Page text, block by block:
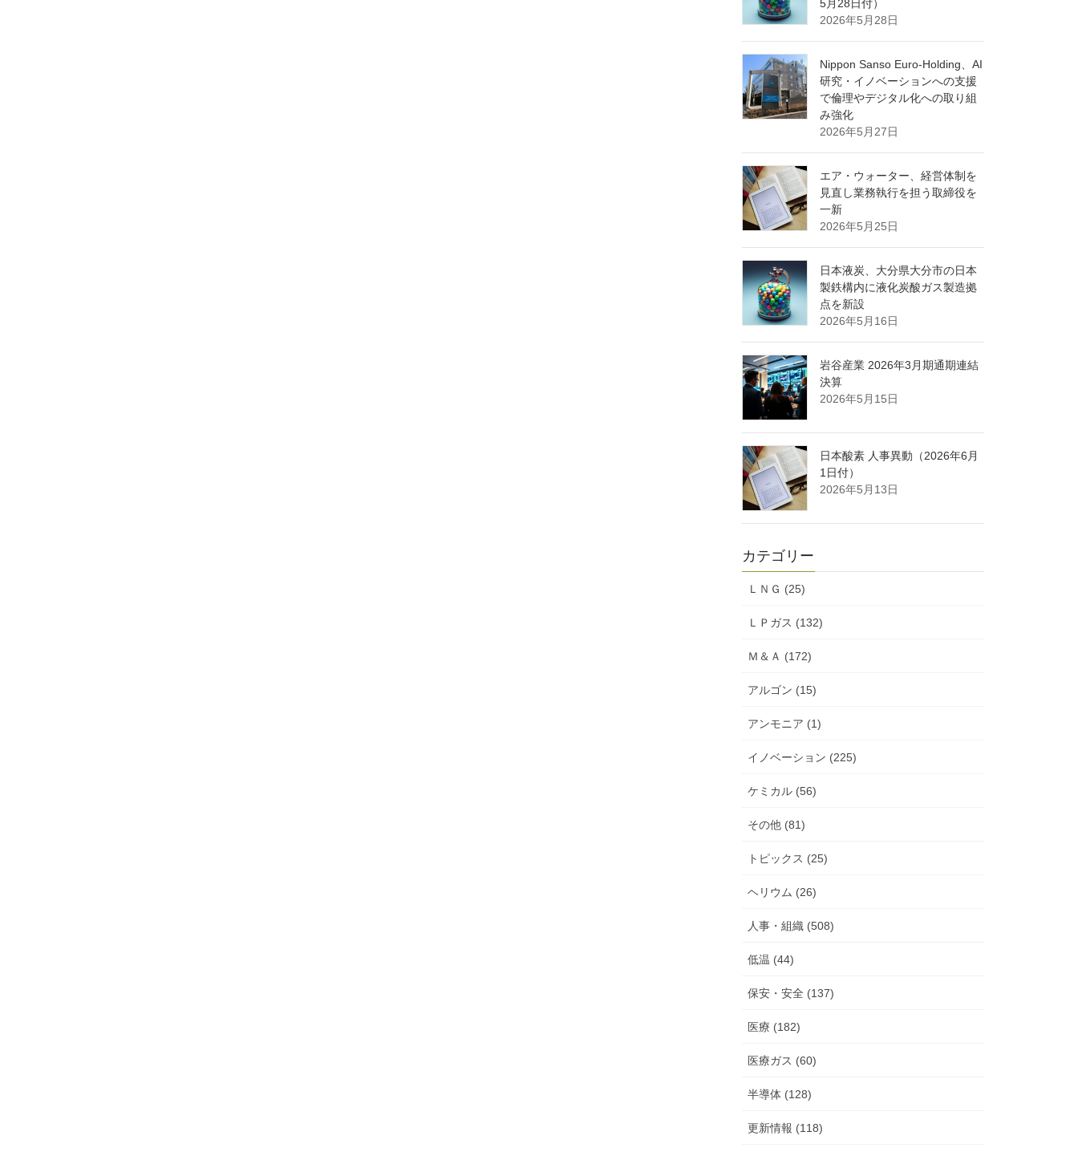
5月28日付）
2026年5月28日
Nippon Sanso Euro-Holding、AI
研究・イノベーションへの支援
で倫理やデジタル化への取り組
み強化
2026年5月27日
エア・ウォーター、経営体制を
見直し業務執行を担う取締役を
一新
2026年5月25日
日本液炭、大分県大分市の日本
製鉄構内に液化炭酸ガス製造拠
点を新設
2026年5月16日
岩谷産業 2026年3月期通期連結
決算
2026年5月15日
日本酸素 人事異動（2026年6月
1日付）
2026年5月13日
カテゴリー
ＬＮＧ (25)
ＬＰガス (132)
Ｍ＆Ａ (172)
アルゴン (15)
アンモニア (1)
イノベーション (225)
ケミカル (56)
その他 (81)
トピックス (25)
ヘリウム (26)
人事・組織 (508)
低温 (44)
保安・安全 (137)
医療 (182)
医療ガス (60)
半導体 (128)
更新情報 (118)